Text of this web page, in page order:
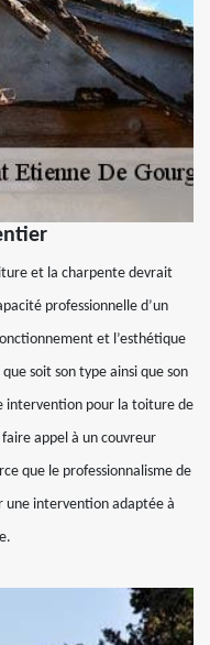
et la charpente devrait
professionnelle d’un
et l’esthétique
soit son type ainsi que son
intervention pour la toiture de
appel à un couvreur
que le professionnalisme de
une intervention adaptée à